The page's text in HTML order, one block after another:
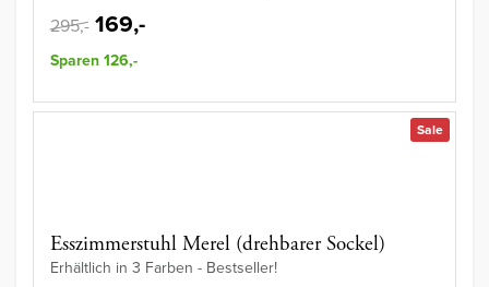
295,- 169,-
Sparen 126,-
Sale
Esszimmerstuhl Merel (drehbarer Sockel)
Erhältlich in 3 Farben - Bestseller!